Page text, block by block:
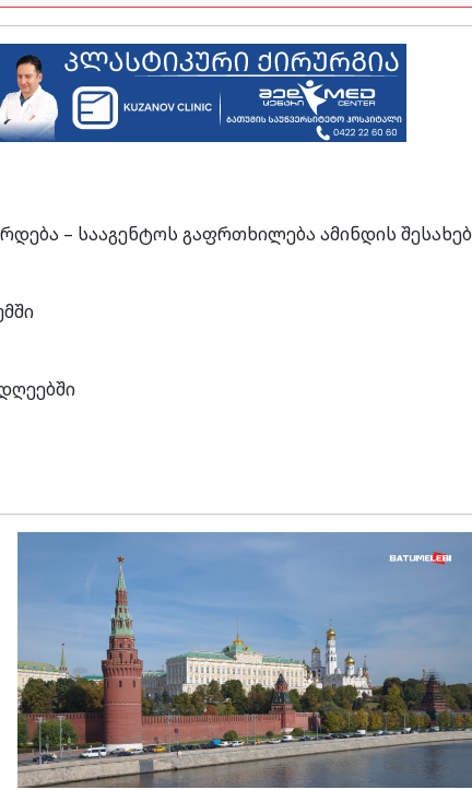
– სააგენტოს გაფრთხილება ამინდის შესახებ